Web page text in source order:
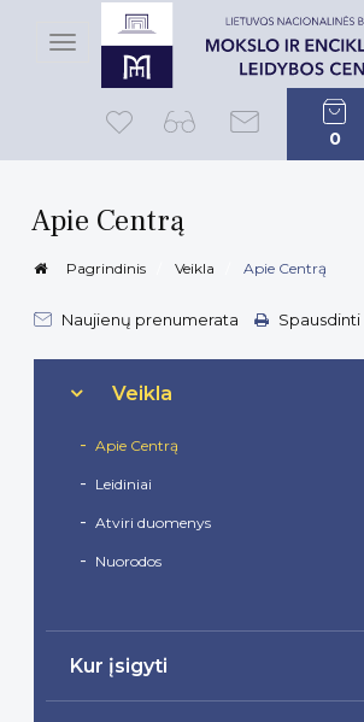
Toggle
navigation
0
Apie Centrą
Pagrindinis Veikla Apie Centrą
Naujienų prenumerata Spausdinti
Veikla
Apie Centrą
Leidiniai
Atviri duomenys
Nuorodos
Kur įsigyti